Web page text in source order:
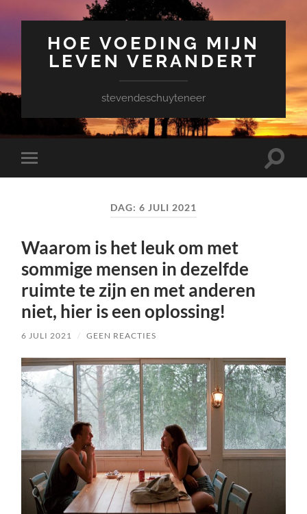
HOE VOEDING MIJN
LEVEN VERANDERT
stevendeschuyteneer
Toggle
mobiel
Toggle
DAG: 6 JULI 2021
Waarom is het leuk om met
sommige mensen in dezelfde
ruimte te zijn en met anderen
niet, hier is een oplossing!
6 JULI 2021 / GEEN REACTIES